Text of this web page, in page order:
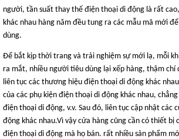
người, tần suất thay thế điện thoại di động là rất
khác nhau hàng năm đều tung ra các mẫu mã mới
dùng.
Để bắt kịp thời trang và trải nghiệm sự mới lạ, mỗi
ra mắt, nhiều người tiêu dùng lại xếp hàng, thậm chí
liên tục các thương hiệu điện thoại di động khác
của các phụ kiện điện thoại di động khác nhau,
điện thoại di động, v.v. Sau đó, liên tục cập nhật các
động khác nhau.Vì vậy cửa hàng cũng cần có thiết bị
điện thoại di động mà họ bán. rất nhiều sản phẩm